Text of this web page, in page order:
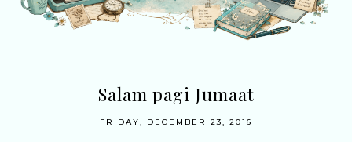
Salam pagi Jumaat
FRIDAY, DECEMBER 23, 2016